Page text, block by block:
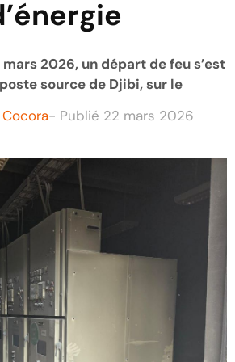
2026, un départ de feu s’est
source de Djibi, sur le
- Publié 22 mars 2026